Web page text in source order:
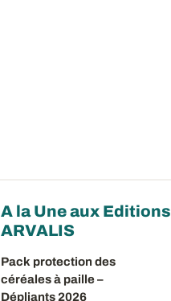
A la Une aux Editions
ARVALIS
Pack protection des
céréales à paille –
Dépliants 2026